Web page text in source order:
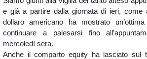
e già a partire dalla giornata di ieri, come
dollaro americano ha mostrato
continuare a palesarsi fino
mercoledì sera.
Anche il comparto equity ha lasciato sul